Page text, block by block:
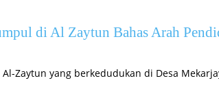
di Al Zaytun Bahas Arah
Zaytun yang berkedudukan di Desa